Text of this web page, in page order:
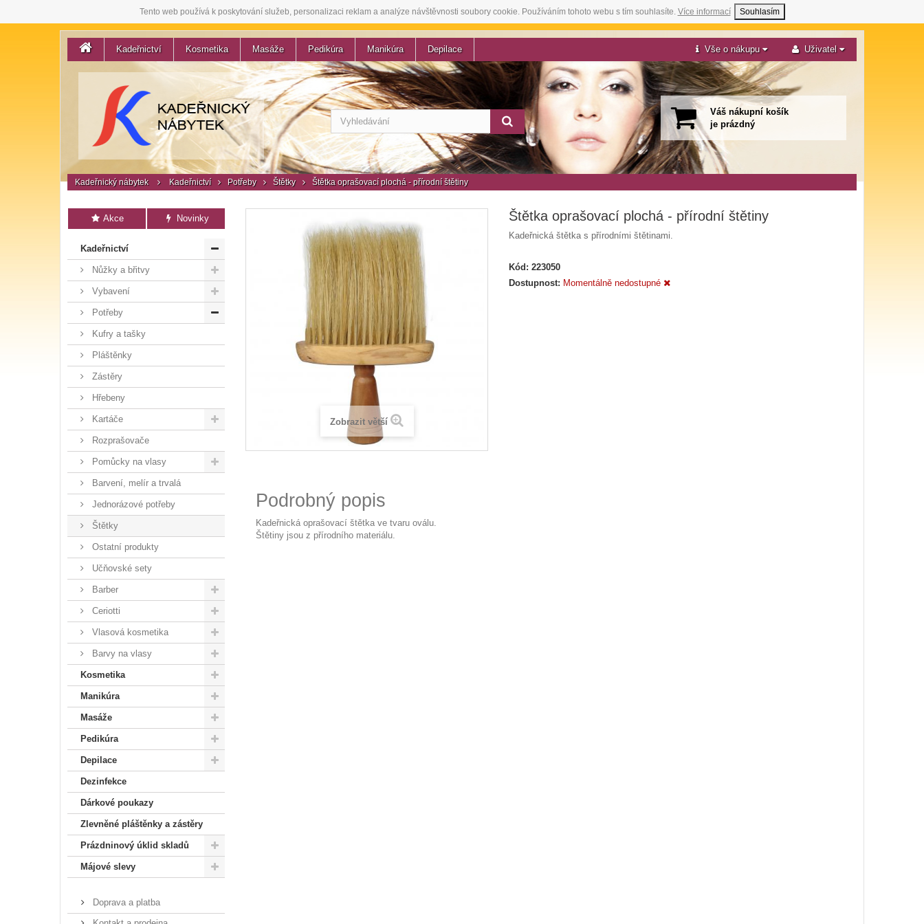
Tento web používá k poskytování služeb, personalizaci reklam a analýze návštěvnosti soubory cookie. Používáním tohoto webu s tím souhlasíte. Více informací Souhlasím
Kadeřnictví Kosmetika Masáže Pedikúra Manikúra Depilace Vše o nákupu Uživatel
Váš nákupní košík
je prázdný
Kadeřnický nábytek Kadeřnictví Potřeby Štětky Štětka oprašovací plochá - přírodní štětiny
Akce Novinky
Kadeřnictví
Nůžky a břitvy
Vybavení
Potřeby
Kufry a tašky
Pláštěnky
Zástěry
Hřebeny
Kartáče
Rozprašovače
Pomůcky na vlasy
Barvení, melír a trvalá
Jednorázové potřeby
Štětky
Ostatní produkty
Učňovské sety
Barber
Ceriotti
Vlasová kosmetika
Barvy na vlasy
Kosmetika
Manikúra
Masáže
Pedikúra
Depilace
Dezinfekce
Dárkové poukazy
Zlevněné pláštěnky a zástěry
Prázdninový úklid skladů
Májové slevy
Doprava a platba
Zobrazit větší
Štětka oprašovací plochá - přírodní štětiny
Kadeřnická štětka s přírodními štětinami.
Kód: 223050
Dostupnost: Momentálně nedostupné
Podrobný popis
Kadeřnická oprašovací štětka ve tvaru oválu.
Štětiny jsou z přírodního materiálu.